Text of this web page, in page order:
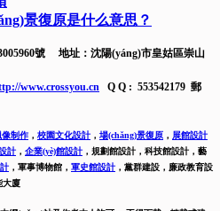
復原是什么意思？
號
地址：沈陽(yáng)市皇姑區崇山
www.crossyou.cn Q Q : 553542179 郵
像制作 ， 校園文化設計 ， 場(chǎng)景復原 ， 展館設計
計 ， 企業(yè)館設計 ， 規劃館設計，科技館設計，藝
， 軍事博物館， 軍史館設計 ， 黨群建設，廉政教育設
大廈